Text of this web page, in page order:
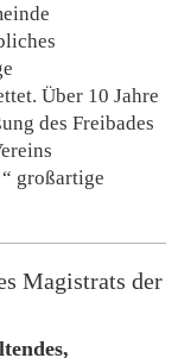
Über 10 Jahre
des Freibades
großartige
Magistrats der